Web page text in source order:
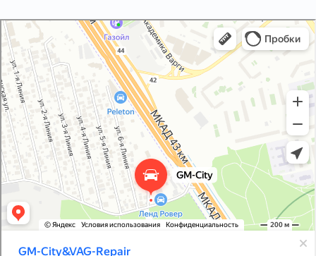
GM-City&VAG-Repair
Автосервис, автотехцентр в Москве
Магазин автозапчастей и автотоваров в Москве